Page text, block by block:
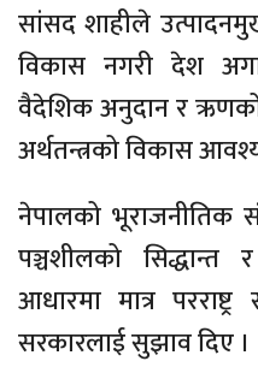
सांसद शाहीले
विकास नगरी देश
वैदेशिक अनुदान र ऋणको
अर्थतन्त्रको विकास
नेपालको भूराजनीतिक
पञ्चशीलको सिद्धान्त
आधारमा मात्र
सरकारलाई सुझाव दिए ।